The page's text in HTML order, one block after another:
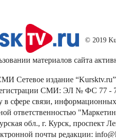
© 2019
материалов сайта
Сетевое издание “Kursktv.ru”
СМИ: ЭЛ № ФС 77 -
сфере связи,
ответственностью
обл., г. Курск, проспект
почты редакции: